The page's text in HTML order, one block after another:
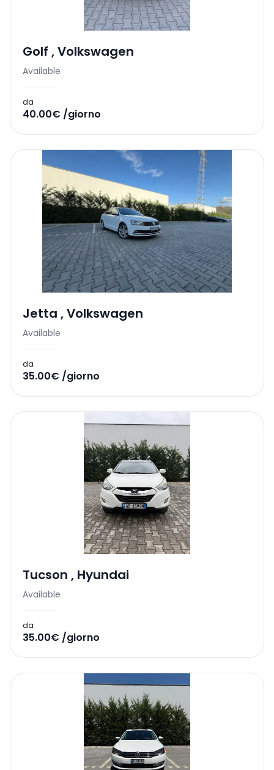
Golf ,Volkswagen
Available
da
40.00€ /giorno
Jetta ,Volkswagen
Available
da
35.00€ /giorno
Tucson , Hyundai
Available
da
35.00€ /giorno